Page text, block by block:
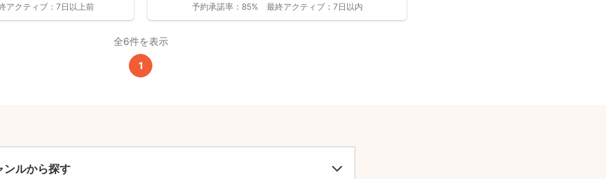
アクティブ： 7日以上前 予約承諾率： 85% 最終アクティブ： 7日以内
全6件を表示
1
ンルから探す
24,200
ューボーンフォトは40枚以上